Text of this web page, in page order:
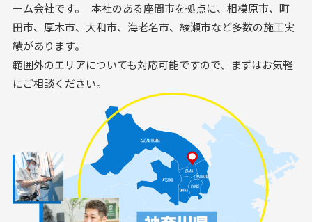
ーム会社です。 本社のある座間市を拠点に、相模原市、町
田市、厚木市、大和市、海老名市、綾瀬市など多数の施工実
績があります。
範囲外のエリアについても対応可能ですので、まずはお気軽
にご相談ください。